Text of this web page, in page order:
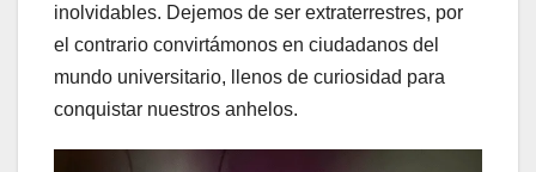
inolvidables. Dejemos de ser extraterrestres, por
el contrario convirtámonos en ciudadanos del
mundo universitario, llenos de curiosidad para
conquistar nuestros anhelos.